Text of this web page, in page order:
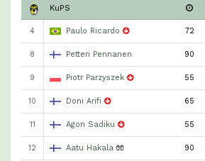
KuPS
4 Paulo Ricardo 72
8 Petteri Pennanen 90
9 Piotr Parzyszek 55
10 Doni Arifi 65
11 Agon Sadiku 55
12 Aatu Hakala 🧤 90